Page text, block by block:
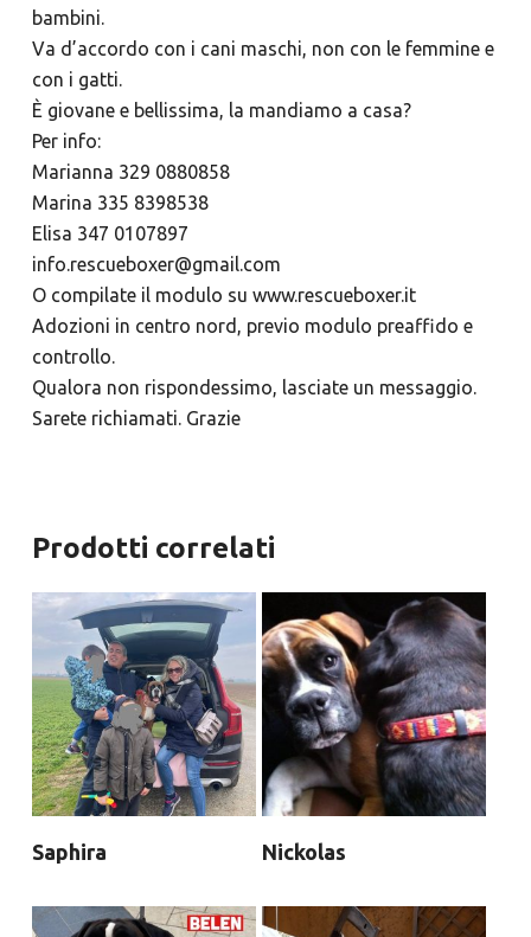
bambini.
Va d’accordo con i cani maschi, non con le femmine e
con i gatti.
È giovane e bellissima, la mandiamo a casa?
Per info:
Marianna 329 0880858
Marina 335 8398538
Elisa 347 0107897
info.rescueboxer@gmail.com
O compilate il modulo su www.rescueboxer.it
Adozioni in centro nord, previo modulo preaffido e
controllo.
Qualora non rispondessimo, lasciate un messaggio.
Sarete richiamati. Grazie
Prodotti correlati
Saphira Nickolas